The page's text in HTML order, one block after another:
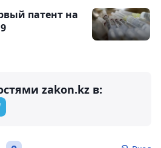
патент на
zakon.kz в: